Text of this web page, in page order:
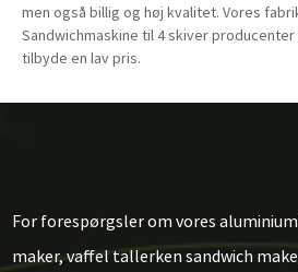
men også billig og høj kvalitet. Vores
Sandwichmaskine til 4 skiver producenter
tilbyde en lav pris.
For forespørgsler om vores
maker, vaffel tallerken sandwich